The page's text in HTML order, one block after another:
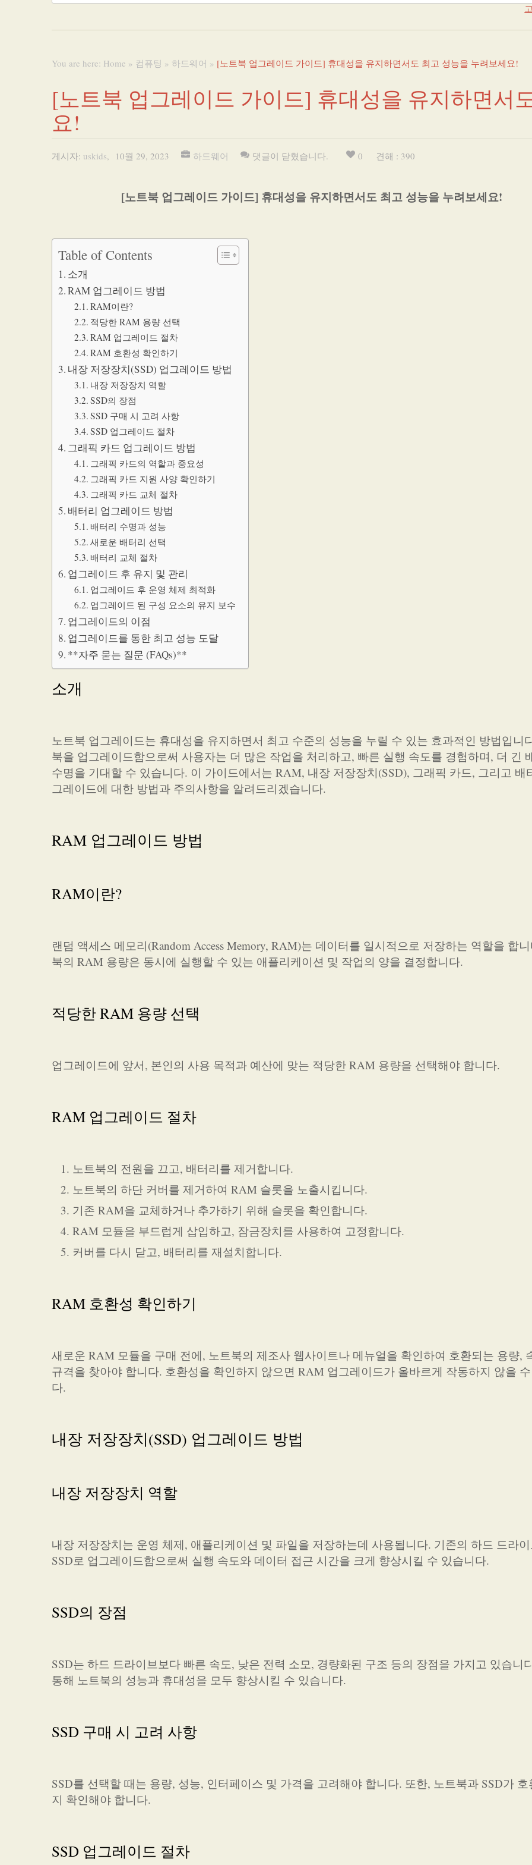
You are here: Home » 컴퓨팅 » 하드웨어 » [노트북 업그레이드 가이드] 휴대성을 유지하면서도 최고 성능을 누려보세요!
[노트북 업그레이드 가이드] 휴대성을 유지하면서
요!
게시자: uskids, 10월 29, 2023 하드웨어 댓글이 닫혔습니다. 0 견해 : 390
[노트북 업그레이드 가이드] 휴대성을 유지하면서도 최고 성능을 누려보세요!
Table of Contents
소개
RAM 업그레이드 방법
RAM이란?
적당한 RAM 용량 선택
RAM 업그레이드 절차
RAM 호환성 확인하기
내장 저장장치(SSD) 업그레이드 방법
내장 저장장치 역할
SSD의 장점
SSD 구매 시 고려 사항
SSD 업그레이드 절차
그래픽 카드 업그레이드 방법
그래픽 카드의 역할과 중요성
그래픽 카드 지원 사양 확인하기
그래픽 카드 교체 절차
배터리 업그레이드 방법
배터리 수명과 성능
새로운 배터리 선택
배터리 교체 절차
업그레이드 후 유지 및 관리
업그레이드 후 운영 체제 최적화
업그레이드 된 구성 요소의 유지 보수
업그레이드의 이점
업그레이드를 통한 최고 성능 도달
**자주 묻는 질문 (FAQs)**
소개
노트북 업그레이드는 휴대성을 유지하면서 최고 수준의 성능을 누릴 수 있는 효과적인 방법입니
북을 업그레이드함으로써 사용자는 더 많은 작업을 처리하고, 빠른 실행 속도를 경험하며, 더 긴
수명을 기대할 수 있습니다. 이 가이드에서는 RAM, 내장 저장장치(SSD), 그래픽 카드, 그리고 배
그레이드에 대한 방법과 주의사항을 알려드리겠습니다.
RAM 업그레이드 방법
RAM이란?
랜덤 액세스 메모리(Random Access Memory, RAM)는 데이터를 일시적으로 저장하는 역할을 합
북의 RAM 용량은 동시에 실행할 수 있는 애플리케이션 및 작업의 양을 결정합니다.
적당한 RAM 용량 선택
업그레이드에 앞서, 본인의 사용 목적과 예산에 맞는 적당한 RAM 용량을 선택해야 합니다.
RAM 업그레이드 절차
노트북의 전원을 끄고, 배터리를 제거합니다.
노트북의 하단 커버를 제거하여 RAM 슬롯을 노출시킵니다.
기존 RAM을 교체하거나 추가하기 위해 슬롯을 확인합니다.
RAM 모듈을 부드럽게 삽입하고, 잠금장치를 사용하여 고정합니다.
커버를 다시 닫고, 배터리를 재설치합니다.
RAM 호환성 확인하기
새로운 RAM 모듈을 구매 전에, 노트북의 제조사 웹사이트나 메뉴얼을 확인하여 호환되는 용량,
규격을 찾아야 합니다. 호환성을 확인하지 않으면 RAM 업그레이드가 올바르게 작동하지 않을
다.
내장 저장장치(SSD) 업그레이드 방법
내장 저장장치 역할
내장 저장장치는 운영 체제, 애플리케이션 및 파일을 저장하는데 사용됩니다. 기존의 하드 드라
SSD로 업그레이드함으로써 실행 속도와 데이터 접근 시간을 크게 향상시킬 수 있습니다.
SSD의 장점
SSD는 하드 드라이브보다 빠른 속도, 낮은 전력 소모, 경량화된 구조 등의 장점을 가지고 있습니
통해 노트북의 성능과 휴대성을 모두 향상시킬 수 있습니다.
SSD 구매 시 고려 사항
SSD를 선택할 때는 용량, 성능, 인터페이스 및 가격을 고려해야 합니다. 또한, 노트북과 SSD가 호
지 확인해야 합니다.
SSD 업그레이드 절차